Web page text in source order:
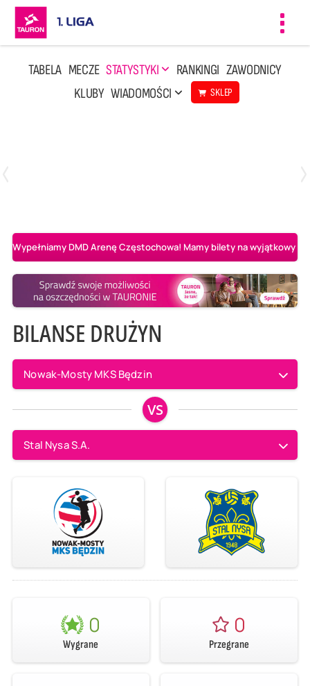
TABELA MECZE STATYSTYKI RANKINGI ZAWODNICY
KLUBY WIADOMOŚCI SKLEP
Wypełniamy DMD Arenę Częstochowa! Mamy bilety na wyjątkowy
BILANSE DRUŻYN
Nowak-Mosty MKS Będzin
VS
Stal Nysa S.A.
0
Wygrane
0
Przegrane